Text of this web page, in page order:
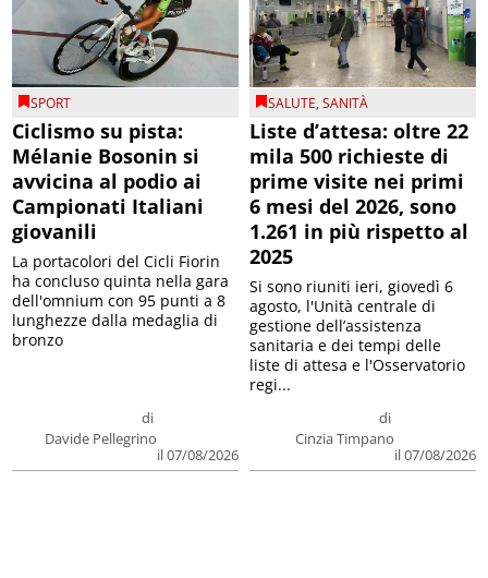
SPORT
Ciclismo su pista:
Mélanie Bosonin si
avvicina al podio ai
Campionati Italiani
giovanili
di
Davide Pellegrino
il 07/08/2026
La portacolori del Cicli Fiorin
ha concluso quinta nella gara
dell'omnium con 95 punti a 8
lunghezze dalla medaglia di
bronzo
SALUTE,SANITÀ
Liste d’attesa: oltre 22
mila 500 richieste di
prime visite nei primi
6 mesi del 2026, sono
1.261 in più rispetto al
2025
di
Cinzia Timpano
il 07/08/2026
Si sono riuniti ieri, giovedì 6
agosto, l'Unità centrale di
gestione dell’assistenza
sanitaria e dei tempi delle
liste di attesa e l'Osservatorio
regi...